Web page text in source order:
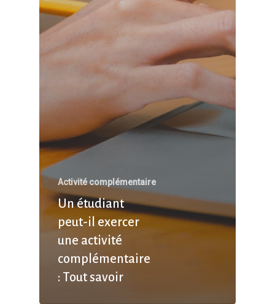
Activité complémentaire
Un étudiant
peut-il exercer
une activité
complémentaire
: Tout savoir